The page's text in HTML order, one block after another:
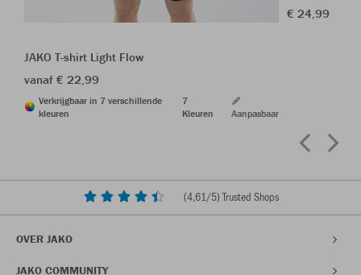
JAKO T-shirt Light Flow
vanaf € 22,99
Verkrijgbaar in 7 verschillende
kleuren
7
Kleuren
Aanpasbaar
€ 24,99
(4,61/5) Trusted Shops
OVER JAKO
JAKO COMMUNITY